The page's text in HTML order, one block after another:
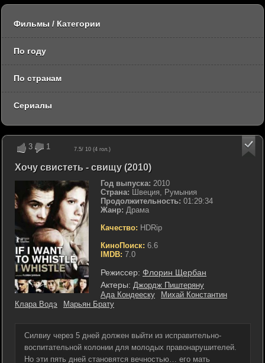
3 1 7.5/ 10 (4 гол.)
Хочу свистеть - свищу (2010)
Год выпуска: 2010
Страна: Швеция, Румыния
Продолжительность: 01:29:34
Жанр: Драма
Качество: HDRip
КиноПоиск: 6.6
IMDB: 7.0
Режиссер: Флорин Щербан
Актеры: Джордж Пиштеряну
Ада Кондееску
Михай Константин
Клара Водэ
Марьян Брату
Силвиу через 5 дней должен выйти из исправительно-
воспитательной колонии для молодых правонарушителей.
Но эти пять дней становятся вечностью… его мать
Фильмы / Категории
По году
По странам
Сериалы